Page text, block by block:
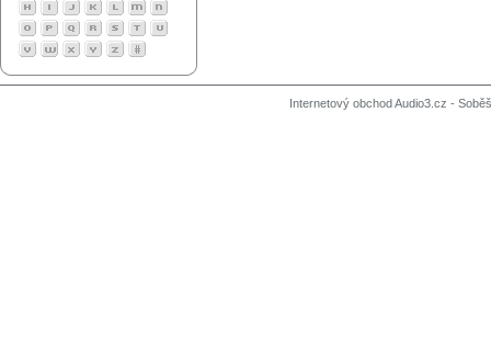
Internetový obchod Audio3.cz -